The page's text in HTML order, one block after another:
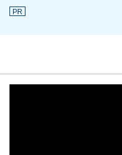
PR